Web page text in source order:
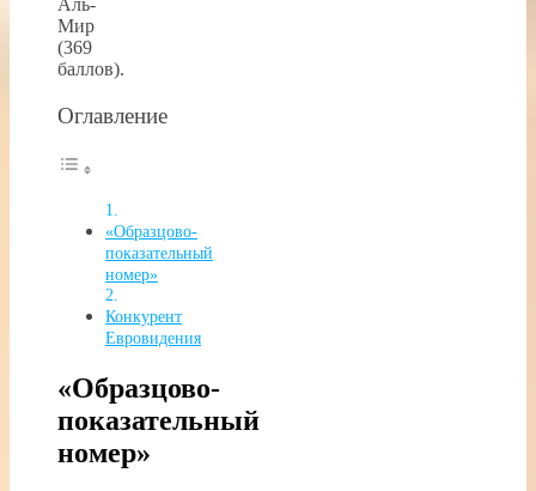
Мир
(369
баллов).
Оглавление
«Образцово-
показательный
номер»
Конкурент
Евровидения
«Образцово-
показательный
номер»